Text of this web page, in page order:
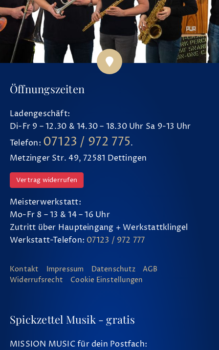
Öffnungszeiten
Ladengeschäft:
Di-Fr 9 – 12.30 & 14.30 – 18.30 Uhr Sa 9-13 Uhr
Telefon: 07123 / 972 775.
Metzinger Str. 49, 72581 Dettingen
Vertrag widerrufen
Meisterwerkstatt:
Mo-Fr 8 – 13 & 14 – 16 Uhr
Zutritt über Haupteingang + Werkstattklingel
Werkstatt-Telefon: 07123 / 972 777
Kontakt Impressum Datenschutz
AGB
Widerrufsrecht
Cookie Einstellungen
Spickzettel Musik - gratis
MISSION MUSIC für dein Postfach: